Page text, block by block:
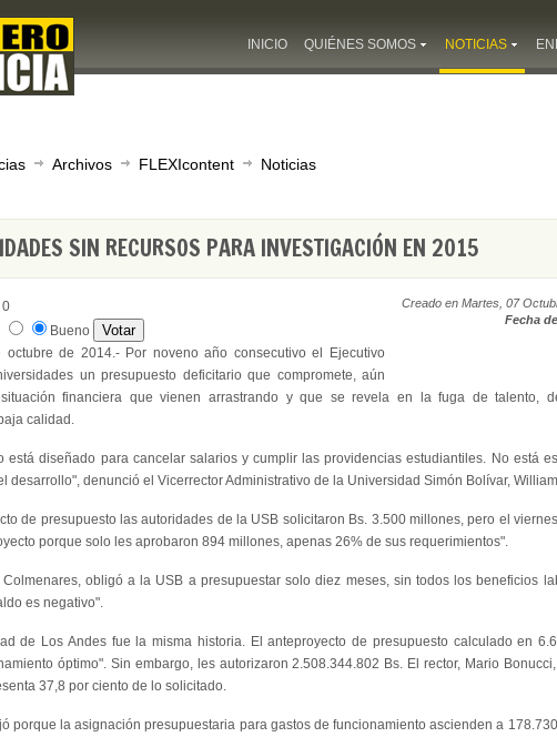
INICIO QUIÉNES SOMOS NOTICIAS
Archivos FLEXIcontent Noticias
SIN RECURSOS PARA INVESTIGACIÓN EN 2015
Creado en Martes, 07
Fecha
0
Bueno
octubre de 2014.- Por noveno año consecutivo el Ejecutivo
un presupuesto deficitario que compromete, aún
financiera que vienen arrastrando y que se revela en la fuga de talento,
calidad.
está diseñado para cancelar salarios y cumplir las providencias estudiantiles. No está
desarrollo", denunció el Vicerrector Administrativo de la Universidad Simón Bolívar,
de presupuesto las autoridades de la USB solicitaron Bs. 3.500 millones, pero el
porque solo les aprobaron 894 millones, apenas 26% de sus requerimientos".
Colmenares, obligó a la USB a presupuestar solo diez meses, sin todos los beneficios
es negativo".
de Los Andes fue la misma historia. El anteproyecto de presupuesto calculado en
óptimo". Sin embargo, les autorizaron 2.508.344.802 Bs. El rector, Mario
37,8 por ciento de lo solicitado.
porque la asignación presupuestaria para gastos de funcionamiento ascienden a